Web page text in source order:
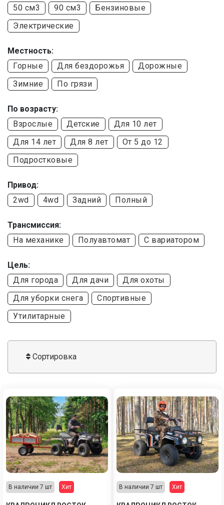
50 см3
90 см3
Бензиновые
Электрические
Местность:
Горные
Для бездорожья
Дорожные
Зимние
По грязи
По возрасту:
Взрослые
Детские
Для 10 лет
Для 14 лет
Для 8 лет
От 5 до 12
Подростковые
Привод:
2wd
4wd Задний Полный
Трансмиссия:
На механике
Полуавтомат С вариатором
Цель:
Для города
Для дачи
Для охоты
Для уборки снега
Спортивные
Утилитарные
Сортировка
В наличии 7 шт Хит В наличии 7 шт Хит